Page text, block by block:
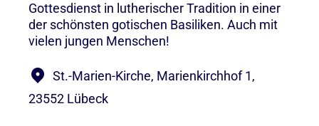
Gottesdienst in lutherischer Tradition in einer
der schönsten gotischen Basiliken. Auch mit
vielen jungen Menschen!
St.-Marien-Kirche, Marienkirchhof 1,
23552 Lübeck